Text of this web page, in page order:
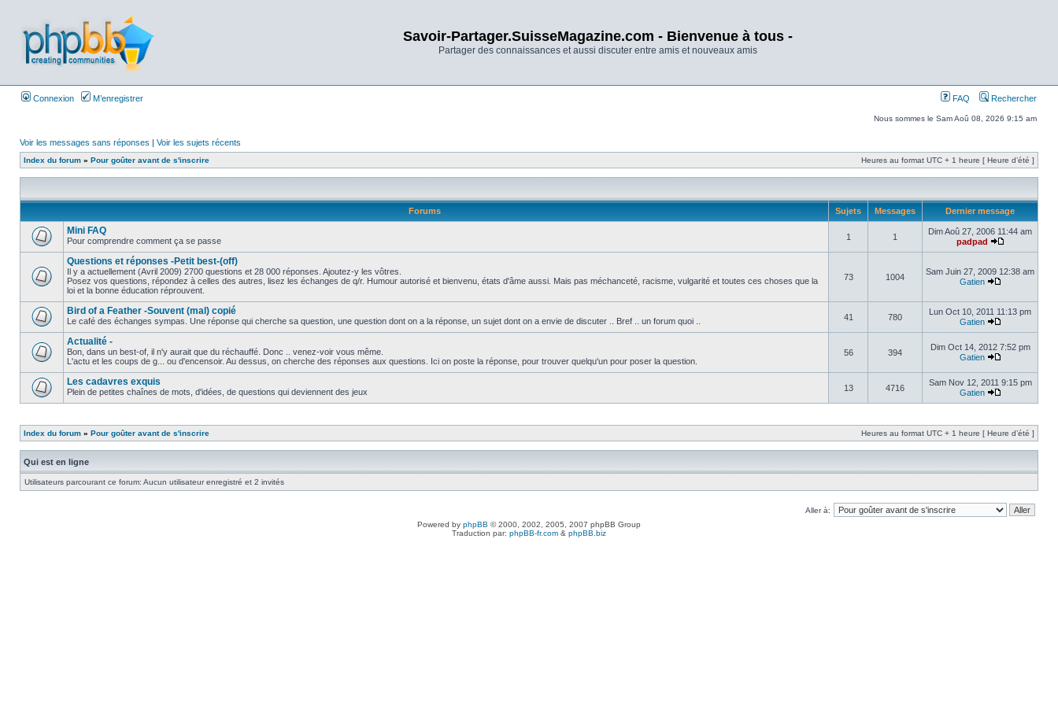
Savoir-Partager.SuisseMagazine.com - Bienvenue à tous -
Partager des connaissances et aussi discuter entre amis et nouveaux amis
Connexion M’enregistrer FAQ Rechercher
Nous sommes le Sam Aoû 08, 2026 9:15 am
Voir les messages sans réponses | Voir les sujets récents
Index du forum » Pour goûter avant de s'inscrire Heures au format UTC + 1 heure [ Heure d’été ]
Forums Sujets Messages Dernier message
Mini FAQ
Pour comprendre comment ça se passe 1 1
Dim Aoû 27, 2006 11:44 am
padpad
Questions et réponses -Petit best-(off)
Il y a actuellement (Avril 2009) 2700 questions et 28 000 réponses. Ajoutez-y les vôtres.
Posez vos questions, répondez à celles des autres, lisez les échanges de q/r. Humour autorisé et bienvenu, états d'âme aussi. Mais pas méchanceté, racisme, vulgarité et toutes ces choses que la
loi et la bonne éducation réprouvent.
73 1004
Sam Juin 27, 2009 12:38 am
Gatien
Bird of a Feather -Souvent (mal) copié
Le café des échanges sympas. Une réponse qui cherche sa question, une question dont on a la réponse, un sujet dont on a envie de discuter .. Bref .. un forum quoi .. 41 780
Lun Oct 10, 2011 11:13 pm
Gatien
Actualité -
Bon, dans un best-of, il n'y aurait que du réchauffé. Donc .. venez-voir vous même.
L'actu et les coups de g... ou d'encensoir. Au dessus, on cherche des réponses aux questions. Ici on poste la réponse, pour trouver quelqu'un pour poser la question.
56 394
Dim Oct 14, 2012 7:52 pm
Gatien
Les cadavres exquis
Plein de petites chaînes de mots, d'idées, de questions qui deviennent des jeux 13 4716
Sam Nov 12, 2011 9:15 pm
Gatien
Index du forum » Pour goûter avant de s'inscrire Heures au format UTC + 1 heure [ Heure d’été ]
Qui est en ligne
Utilisateurs parcourant ce forum: Aucun utilisateur enregistré et 2 invités
Aller à:
Powered by phpBB © 2000, 2002, 2005, 2007 phpBB Group
Traduction par: phpBB-fr.com & phpBB.biz